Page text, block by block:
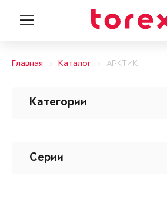
Главная Каталог АРКТИК
Категории
Серии